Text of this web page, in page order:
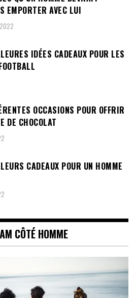
EMPORTER AVEC LUI
IDÉES CADEAUX POUR LES
OCCASIONS POUR OFFRIR
DE CHOCOLAT
CADEAUX POUR UN HOMME
CÔTÉ HOMME